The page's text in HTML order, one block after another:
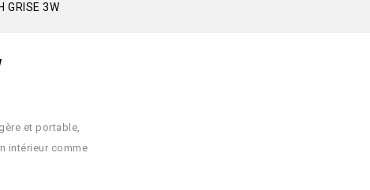
GRISE 3W
et portable,
intérieur comme